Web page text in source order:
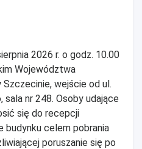
2026 r. o godz. 10.00
Województwa
wejście od ul.
nr 248. Osoby udające
się do recepcji
budynku celem pobrania
poruszanie się po